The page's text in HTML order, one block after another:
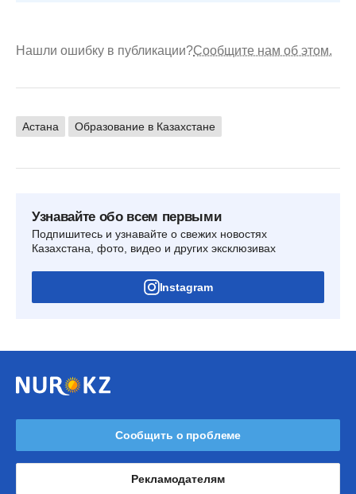
Нашли ошибку в публикации?Сообщите нам об этом.
Астана Образование в Казахстане
Узнавайте обо всем первыми
Подпишитесь и узнавайте о свежих новостях
Казахстана, фото, видео и других эксклюзивах
Instagram
Сообщить о проблеме
Рекламодателям